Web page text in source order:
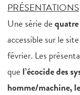
PRÉSENTATIONS
Une série de
accessible sur le
février. Les
que l’écocide des
homme/machine,